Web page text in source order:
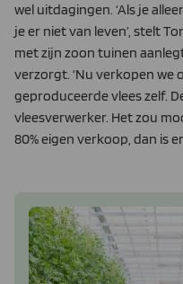
wel uit­dagingen. ‘Als je
je er niet van leven’, stelt
met zijn zoon tuinen
verzorgt. ‘Nu verkopen we
geproduceerde vlees zelf.
vleesverwerker. Het zou
80% eigen verkoop, dan is